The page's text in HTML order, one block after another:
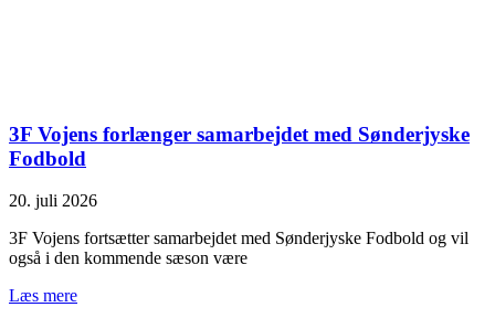
3F Vojens forlænger samarbejdet med Sønderjyske
Fodbold
20. juli 2026
3F Vojens fortsætter samarbejdet med Sønderjyske Fodbold og vil
også i den kommende sæson være
Læs mere